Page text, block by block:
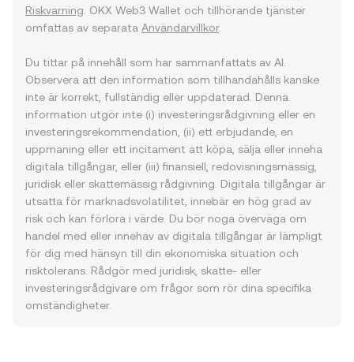
Riskvarning . OKX Web3 Wallet och tillhörande tjänster
omfattas av separata Användarvillkor.
Du tittar på innehåll som har sammanfattats av AI.
Observera att den information som tillhandahålls kanske
inte är korrekt, fullständig eller uppdaterad. Denna
information utgör inte (i) investeringsrådgivning eller en
investeringsrekommendation, (ii) ett erbjudande, en
uppmaning eller ett incitament att köpa, sälja eller inneha
digitala tillgångar, eller (iii) finansiell, redovisningsmässig,
juridisk eller skattemässig rådgivning. Digitala tillgångar är
utsatta för marknadsvolatilitet, innebär en hög grad av
risk och kan förlora i värde. Du bör noga överväga om
handel med eller innehav av digitala tillgångar är lämpligt
för dig med hänsyn till din ekonomiska situation och
risktolerans. Rådgör med juridisk, skatte- eller
investeringsrådgivare om frågor som rör dina specifika
omständigheter.